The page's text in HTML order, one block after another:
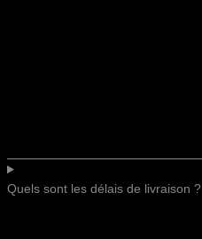
Quels sont les délais de livraison ?